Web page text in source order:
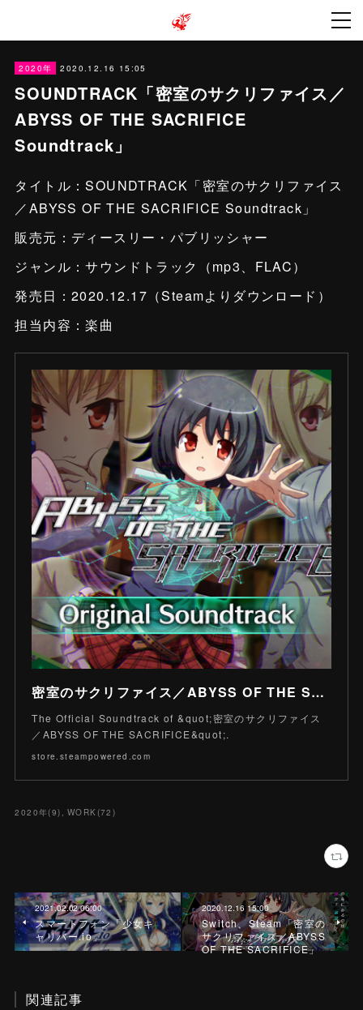
2020年 2020.12.16 15:05
SOUNDTRACK「密室のサクリファイス／
ABYSS OF THE SACRIFICE
Soundtrack」
タイトル：SOUNDTRACK「密室のサクリファイス
／ABYSS OF THE SACRIFICE Soundtrack」
販売元：ディースリー・パブリッシャー
ジャンル：サウンドトラック（mp3、FLAC）
発売日：2020.12.17（Steamよりダウンロード）
担当内容：楽曲
密室のサクリファイス／ABYSS OF THE SACRIFICE Soundtrack on Steam
The Official Soundtrack of &quot;密室のサクリファイス
／ABYSS OF THE SACRIFICE&quot;.
store.steampowered.com
2020年(9) WORK(72 )
2021.02.02 06:00
スマートフォン「少女キ
ャリバー.io」
2020.12.16 15:00
Switch、Steam「密室の
サクリファイス／ABYSS
OF THE SACRIFICE」
関連記事